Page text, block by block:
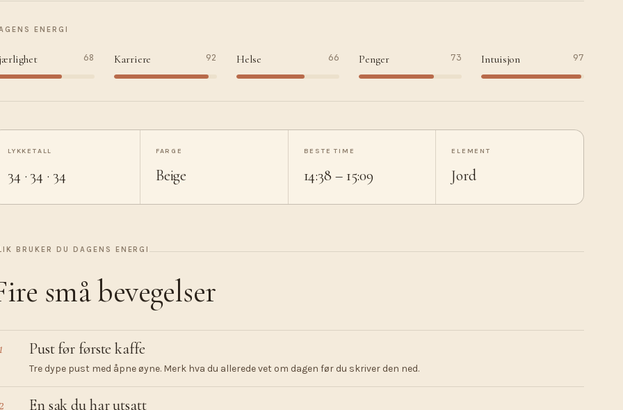
ENERGI
68 Karriere 92 Helse 66 Penger 73 Intuisjon 97
LYKKETALL
34 · 34 · 34
FARGE
Beige
BESTE TIME
14:38 – 15:09
ELEMENT
Jord
BRUKER DU DAGENS ENERGI
små bevegelser
Pust før første kaffe
Tre dype pust med åpne øyne. Merk hva du allerede vet om dagen før du skriver den ned.
En sak du har utsatt